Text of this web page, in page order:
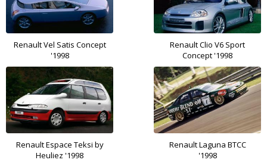
Renault Vel Satis Concept
'1998
Renault Clio V6 Sport
Concept '1998
Renault Espace Teksi by
Heuliez '1998
Renault Laguna BTCC
'1998